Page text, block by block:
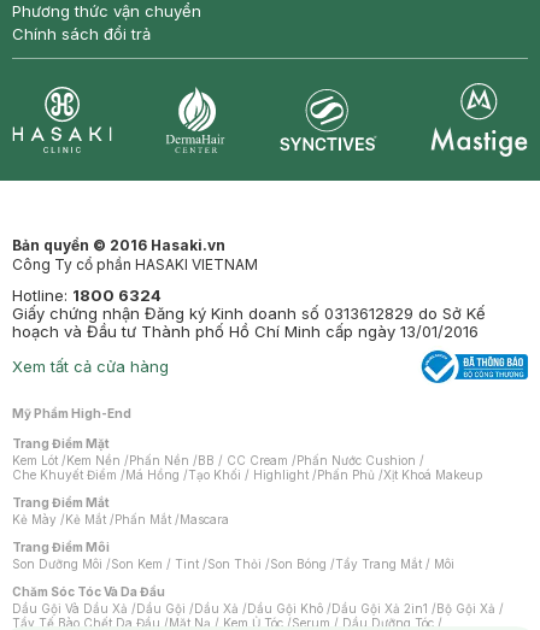
Phương thức vận chuyển
Chính sách đổi trả
Bản quyền © 2016 Hasaki.vn
Công Ty cổ phần HASAKI VIETNAM
Hotline: 1800 6324
Giấy chứng nhận Đăng ký Kinh doanh số 0313612829 do Sở Kế
hoạch và Đầu tư Thành phố Hồ Chí Minh cấp ngày 13/01/2016
Xem tất cả cửa hàng
Mỹ Phẩm High-End
Trang Điểm Mặt
Kem Lót /Kem Nền /Phấn Nền /BB / CC Cream /Phấn Nước Cushion /
Che Khuyết Điểm /Má Hồng /Tạo Khối / Highlight /Phấn Phủ /Xịt Khoá Makeup
Trang Điểm Mắt
Kẻ Mày /Kẻ Mắt /Phấn Mắt /Mascara
Trang Điểm Môi
Son Dưỡng Môi /Son Kem / Tint /Son Thỏi /Son Bóng /Tẩy Trang Mắt / Môi
Chăm Sóc Tóc Và Da Đầu
Dầu Gội Và Dầu Xả /Dầu Gội /Dầu Xả /Dầu Gội Khô /Dầu Gội Xả 2in1 /Bộ Gội Xả /
Tẩy Tế Bào Chết Da Đầu /Mặt Nạ / Kem Ủ Tóc /Serum / Dầu Dưỡng Tóc /